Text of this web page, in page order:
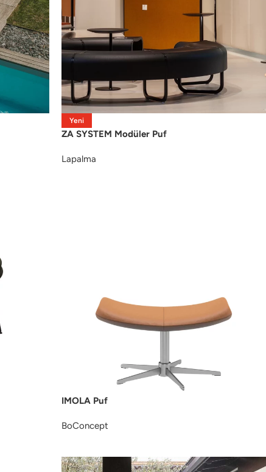
Yeni
ZA SYSTEM Modüler Puf
Lapalma
IMOLA Puf
BoConcept